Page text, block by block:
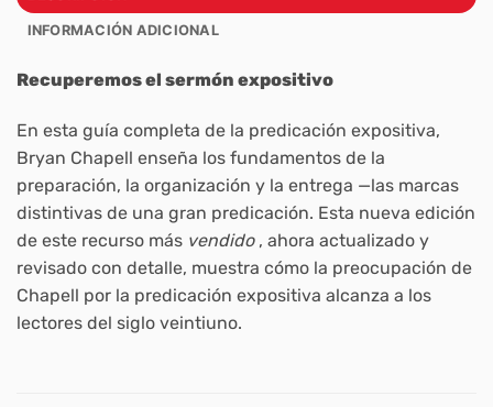
INFORMACIÓN ADICIONAL
Recuperemos el sermón expositivo
En esta guía completa de la predicación expositiva,
Bryan Chapell enseña los fundamentos de la
preparación, la organización y la entrega —las marcas
distintivas de una gran predicación. Esta nueva edición
de este recurso más vendido, ahora actualizado y
revisado con detalle, muestra cómo la preocupación de
Chapell por la predicación expositiva alcanza a los
lectores del siglo veintiuno.